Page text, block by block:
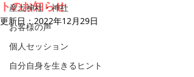
産土神社・神社
お客様の声
個人セッション
自分自身を生きるヒント
トのお知らせ
更新日：2022年12月29日